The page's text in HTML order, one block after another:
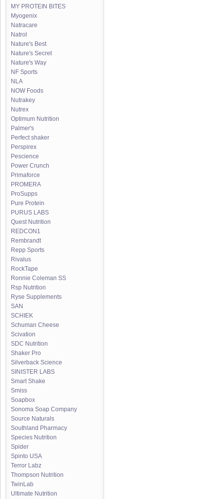
MY PROTEIN BITES
Myogenix
Natracare
Natrol
Nature's Best
Nature's Secret
Nature's Way
NF Sports
NLA
NOW Foods
Nutrakey
Nutrex
Optimum Nutrition
Palmer's
Perfect shaker
Perspirex
Pescience
Power Crunch
Primaforce
PROMERA
ProSupps
Pure Protein
PURUS LABS
Quest Nutrition
REDCON1
Rembrandt
Repp Sports
Rivalus
RockTape
Ronnie Coleman SS
Rsp Nutrition
Ryse Supplements
SAN
SCHIEK
Schuman Cheese
Scivation
SDC Nutrition
Shaker Pro
Silverback Science
SINISTER LABS
Smart Shake
Smiss
Soapbox
Sonoma Soap Company
Source Naturals
Southland Pharmacy
Species Nutrition
Spider
Spinto USA
Terror Labz
Thompson Nutrition
TwinLab
Ultimate Nutrition